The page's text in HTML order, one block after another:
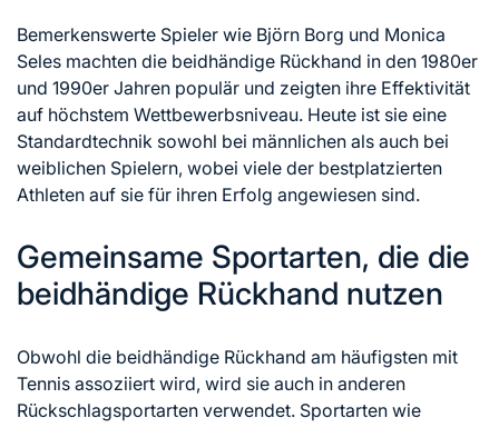
Bemerkenswerte Spieler wie Björn Borg und Monica
Seles machten die beidhändige Rückhand in den 1980er
und 1990er Jahren populär und zeigten ihre Effektivität
auf höchstem Wettbewerbsniveau. Heute ist sie eine
Standardtechnik sowohl bei männlichen als auch bei
weiblichen Spielern, wobei viele der bestplatzierten
Athleten auf sie für ihren Erfolg angewiesen sind.
Gemeinsame Sportarten, die die
beidhändige Rückhand nutzen
Obwohl die beidhändige Rückhand am häufigsten mit
Tennis assoziiert wird, wird sie auch in anderen
Rückschlagsportarten verwendet. Sportarten wie